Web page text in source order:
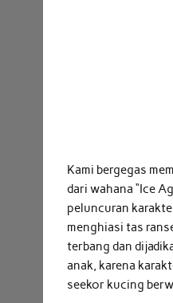
Kami bergegas
dari wahana “Ice
peluncuran
menghiasi tas
terbang dan
anak, karena
seekor kucing